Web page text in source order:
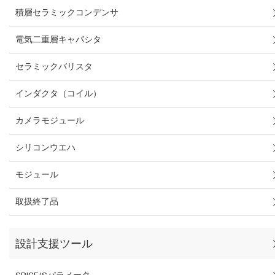
積層セラミックコンデンサ
電気二重層キャパシタ
セラミックバリスタ
インダクタ（コイル）
カメラモジュール
シリコンウエハ
モジュール
取扱終了品
設計支援ツール